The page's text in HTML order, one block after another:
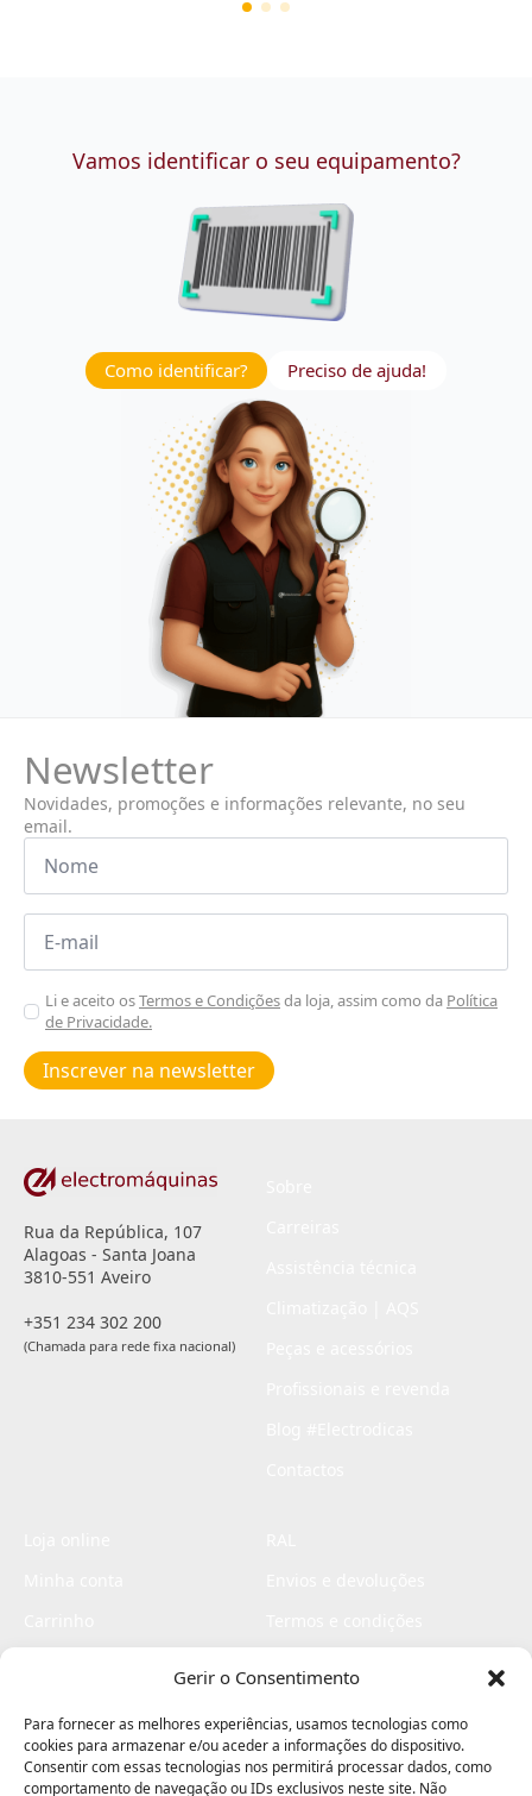
Gerir o Consentimento
Para fornecer as melhores experiências, usamos tecnologias como
cookies para armazenar e/ou aceder a informações do dispositivo.
Consentir com essas tecnologias nos permitirá processar dados, como
comportamento de navegação ou IDs exclusivos neste site. Não
Vamos identificar o seu equipamento?
Como identificar? Preciso de ajuda!
Newsletter
Novidades, promoções e informações relevante, no seu
email.
Nome
Email
Aceitar
Poiticas
de
privacidade
Li e aceito osTermos e Condiçõesda loja, assim como da Política
de Privacidade.
Inscrever na newsletter
Rua da República, 107
Alagoas - Santa Joana
3810-551 Aveiro
+351 234 302 200
(Chamada para rede fixa nacional)
Livro de elogios